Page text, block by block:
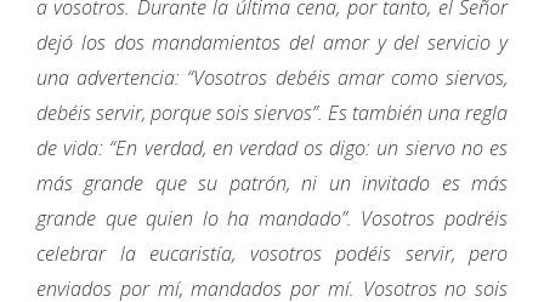
a vosotros. Durante la última cena, por tanto, el Señor
dejó los dos mandamientos del amor y del servicio y
una advertencia: “Vosotros debéis amar como siervos,
debéis servir, porque sois siervos”. Es también una regla
de vida: “En verdad, en verdad os digo: un siervo no es
más grande que su patrón, ni un invitado es más
grande que quien lo ha mandado”. Vosotros podréis
celebrar la eucaristía, vosotros podéis servir, pero
enviados por mí, mandados por mí. Vosotros no sois